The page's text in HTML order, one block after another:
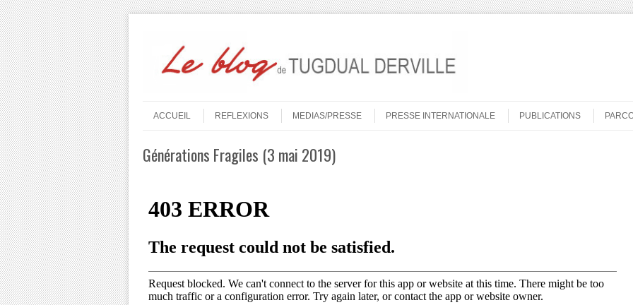
Menu
ACCUEIL
REFLEXIONS MEDIAS/PRESSE PRESSE INTERNATIONALE PUBLICATIONS
Générations Fragiles (3 mai 2019)